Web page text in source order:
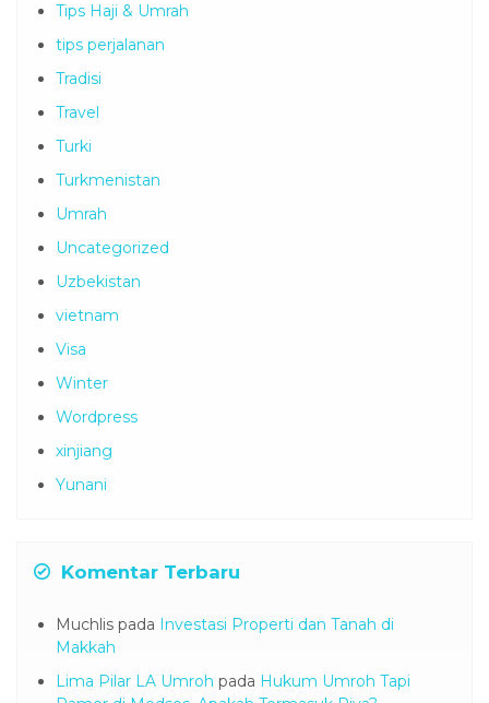
Tips Haji & Umrah
tips perjalanan
Tradisi
Travel
Turki
Turkmenistan
Umrah
Uncategorized
Uzbekistan
vietnam
Visa
Winter
Wordpress
xinjiang
Yunani
Komentar Terbaru
Muchlis pada Investasi Properti dan Tanah di
Makkah
Lima Pilar LA Umroh pada Hukum Umroh Tapi